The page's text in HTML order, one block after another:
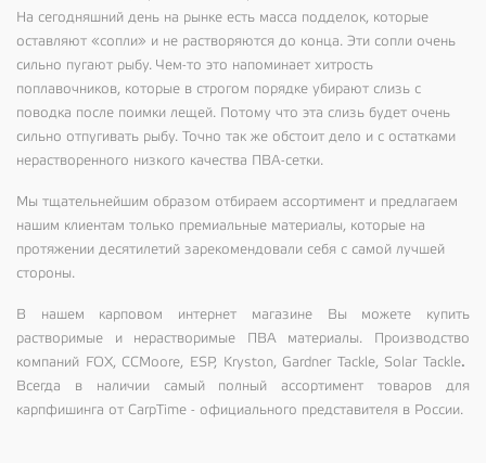
На сегодняшний день на рынке есть масса подделок, которые
оставляют «сопли» и не растворяются до конца. Эти сопли очень
сильно пугают рыбу. Чем-то это напоминает хитрость
поплавочников, которые в строгом порядке убирают слизь с
поводка после поимки лещей. Потому что эта слизь будет очень
сильно отпугивать рыбу. Точно так же обстоит дело и с остатками
нерастворенного низкого качества ПВА-сетки.
Мы тщательнейшим образом отбираем ассортимент и предлагаем
нашим клиентам только премиальные материалы, которые на
протяжении десятилетий зарекомендовали себя с самой лучшей
стороны.
В нашем карповом интернет магазине Вы можете купить
растворимые и нерастворимые ПВА материалы. Производство
компаний FOX, CCMoore, ESP, Kryston, Gardner Tackle, Solar Tackle.
Всегда в наличии самый полный ассортимент товаров для
карпфишинга от CarpTime - официального представителя в России.